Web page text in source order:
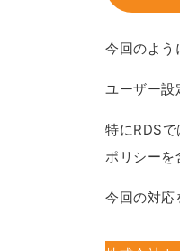
今回のよう
ユーザー設
特にRDS
ポリシーを
今回の対応